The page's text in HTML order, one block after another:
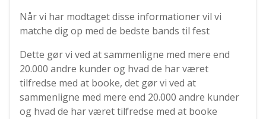
Når vi har modtaget disse informationer vil vi
matche dig op med de bedste bands til fest
Dette gør vi ved at sammenligne med mere end
20.000 andre kunder og hvad de har været
tilfredse med at booke, det gør vi ved at
sammenligne med mere end 20.000 andre kunder
og hvad de har været tilfredse med at booke